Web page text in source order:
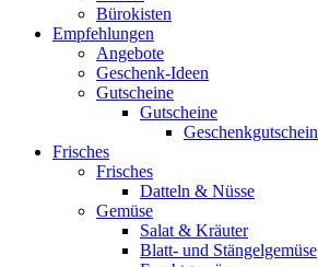
Bürokisten
Empfehlungen
Angebote
Geschenk-Ideen
Gutscheine
Gutscheine
Geschenkgutschein
Frisches
Frisches
Datteln & Nüsse
Gemüse
Salat & Kräuter
Blatt- und Stängelgemüse